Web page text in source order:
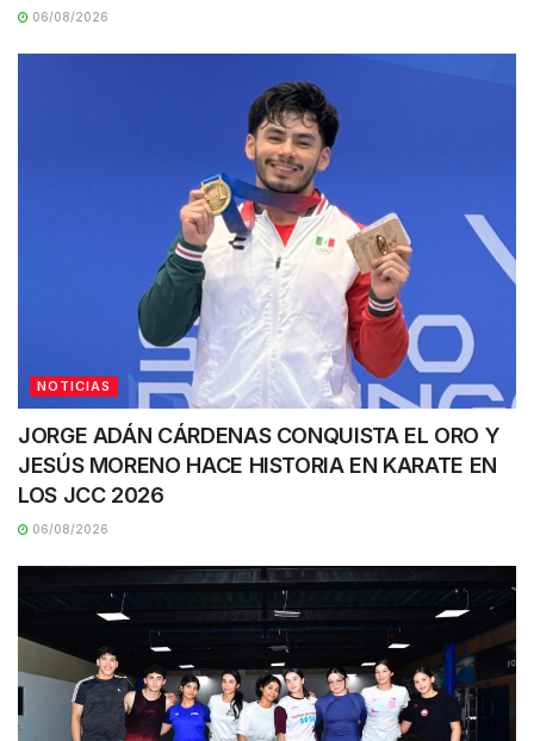
06/08/2026
NOTICIAS
JORGE ADÁN CÁRDENAS CONQUISTA EL ORO Y
JESÚS MORENO HACE HISTORIA EN KARATE EN
LOS JCC 2026
06/08/2026